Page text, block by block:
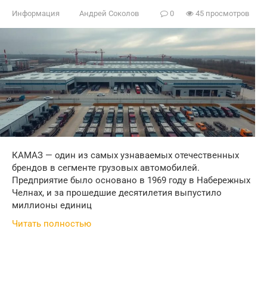
Информация Андрей Соколов 0 45 просмотров
КАМАЗ — один из самых узнаваемых отечественных
брендов в сегменте грузовых автомобилей.
Предприятие было основано в 1969 году в Набережных
Челнах, и за прошедшие десятилетия выпустило
миллионы единиц
Читать полностью